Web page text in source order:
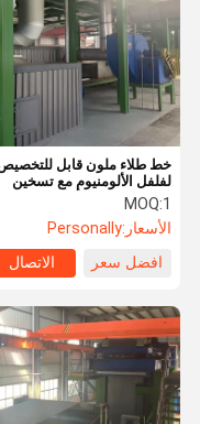
خط طلاء ملون قابل
لفلفل الألومنيوم مع تسخين
كهربائي عالي الأداء
MOQ:1
الأسعار:Personally
افضل سعر
الاتصال